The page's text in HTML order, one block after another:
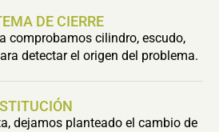
DE CIERRE
comprobamos cilindro, escudo,
detectar el origen del problema.
dejamos planteado el cambio de